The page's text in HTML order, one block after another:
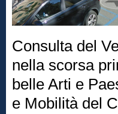
Consulta del
nella scorsa
belle Arti e
e Mobilità del